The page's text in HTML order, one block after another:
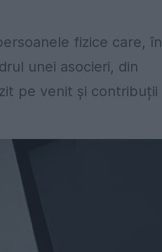
fizice care, în
unei asocieri, din
pe venit și contribuții